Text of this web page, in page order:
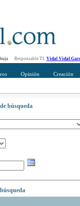
Responsable TI: Vidal Vidal
Opinión Creación
búsqueda